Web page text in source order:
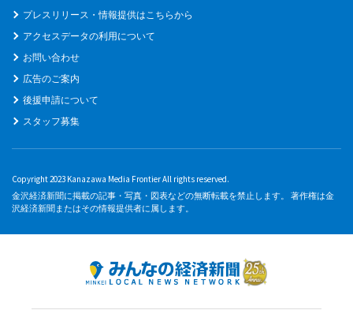
プレスリリース・情報提供はこちらから
アクセスデータの利用について
お問い合わせ
広告のご案内
後援申請について
スタッフ募集
Copyright 2023 Kanazawa Media Frontier All rights reserved.
金沢経済新聞に掲載の記事・写真・図表などの無断転載を禁止します。 著作権は金
沢経済新聞またはその情報提供者に属します。